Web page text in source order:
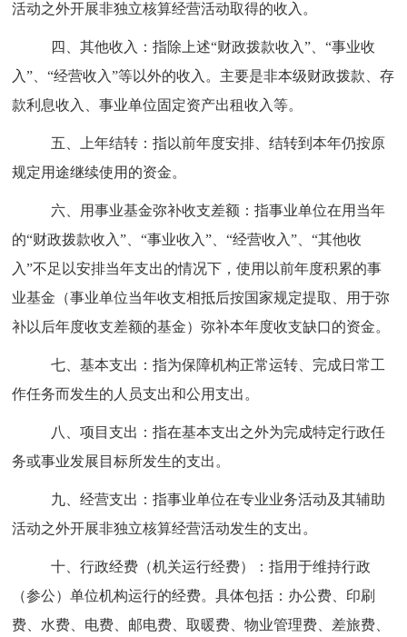
活动之外开展非独立核算经营活动取得的收入。
四、其他收入：指除上述“财政拨款收入” 、“事业收
入” 、“经营收入”等以外的收入。主要是非本级财政拨款、存
款利息收入、事业单位固定资产出租收入等。
五、上年结转：指以前年度安排、结转到本年仍按原
规定用途继续使用的资金。
六、用事业基金弥补收支差额：指事业单位在用当年
的“财政拨款收入” 、“事业收入” 、“经营收入” 、“其他收
入”不足以安排当年支出的情况下，使用以前年度积累的事
业基金（事业单位当年收支相抵后按国家规定提取、用于弥
补以后年度收支差额的基金）弥补本年度收支缺口的资金。
七、基本支出：指为保障机构正常运转、完成日常工
作任务而发生的人员支出和公用支出。
八、项目支出：指在基本支出之外为完成特定行政任
务或事业发展目标所发生的支出。
九、经营支出：指事业单位在专业业务活动及其辅助
活动之外开展非独立核算经营活动发生的支出。
十、行政经费（机关运行经费）：指用于维持行政
（参公）单位机构运行的经费。具体包括：办公费、印刷
费、水费、电费、邮电费、取暖费、物业管理费、差旅费、